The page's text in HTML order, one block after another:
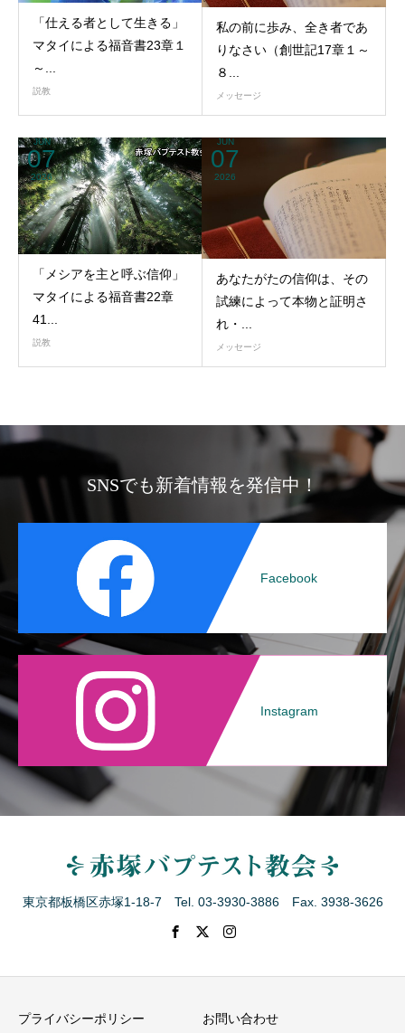
「仕える者として生きる」
マタイによる福音書23章１
～...
説教
私の前に歩み、全き者であ
りなさい（創世記17章１～
８...
メッセージ
JUN
07
2026
「メシアを主と呼ぶ信仰」
マタイによる福音書22章
41...
説教
JUN
07
2026
あなたがたの信仰は、その
試練によって本物と証明さ
れ・...
メッセージ
SNSでも新着情報を発信中！
Facebook
Instagram
東京都板橋区赤塚1-18-7 Tel. 03-3930-3886 Fax. 3938-3626
プライバシーポリシー お問い合わせ